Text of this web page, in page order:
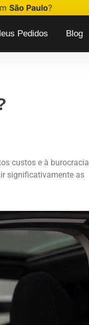
São Paulo?
Pedidos Blog
custos e à burocracia
significativamente as